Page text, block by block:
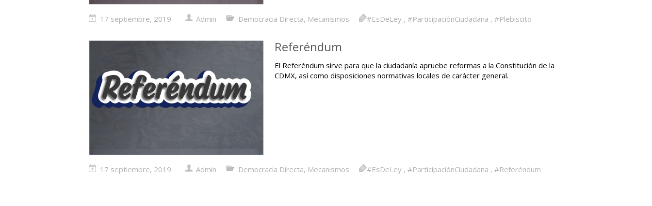
17 septiembre, 2019 Admin Democracia Directa, Mecanismos #EsDeLey , #ParticipaciónCiudadana , #Plebiscito
Referéndum
El Referéndum sirve para que la ciudadanía apruebe reformas a la Constitución de la
CDMX, así como disposiciones normativas locales de carácter general.
17 septiembre, 2019 Admin Democracia Directa, Mecanismos #EsDeLey , #ParticipaciónCiudadana , #Referéndum